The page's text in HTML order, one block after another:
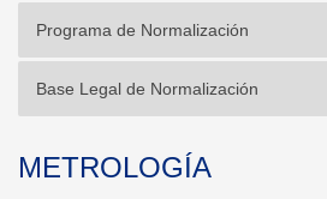
Programa de Normalización
Base Legal de Normalización
METROLOGÍA